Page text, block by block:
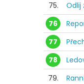
75.
Odlij
76
77
78
79.